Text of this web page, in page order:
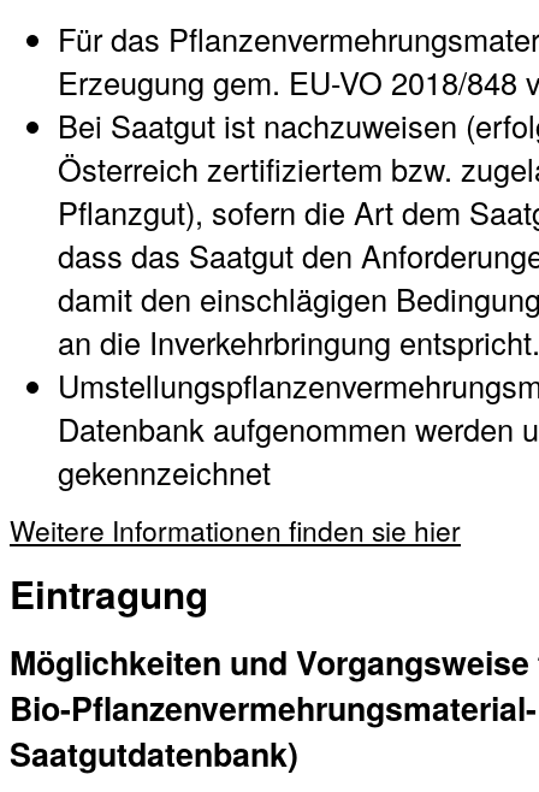
Für das
Erzeugung gem. EU-VO 2018/848
Bei Saatgut ist nachzuweisen
Österreich zertifiziertem bzw.
Pflanzgut), sofern die Art dem
dass das Saatgut den
damit den einschlägigen
an die Inverkehrbringung entspricht.
Datenbank aufgenommen werden
gekennzeichnet
Weitere Informationen finden sie hier
Eintragung
Möglichkeiten und
Bio-
Saatgutdatenbank)